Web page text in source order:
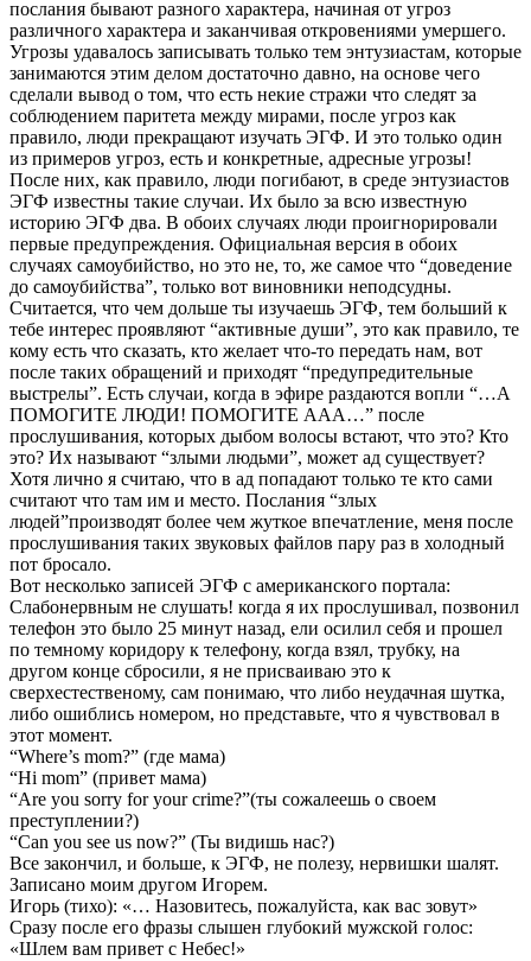
послания бывают разного характера, начиная от угроз
различного характера и заканчивая откровениями умершего.
Угрозы удавалось записывать только тем энтузиастам, которые
занимаются этим делом достаточно давно, на основе чего
сделали вывод о том, что есть некие стражи что следят за
соблюдением паритета между мирами, после угроз как
правило, люди прекращают изучать ЭГФ. И это только один
из примеров угроз, есть и конкретные, адресные угрозы!
После них, как правило, люди погибают, в среде энтузиастов
ЭГФ известны такие случаи. Их было за всю известную
историю ЭГФ два. В обоих случаях люди проигнорировали
первые предупреждения. Официальная версия в обоих
случаях самоубийство, но это не, то, же самое что “доведение
до самоубийства”, только вот виновники неподсудны.
Считается, что чем дольше ты изучаешь ЭГФ, тем больший к
тебе интерес проявляют “активные души”, это как правило, те
кому есть что сказать, кто желает что-то передать нам, вот
после таких обращений и приходят “предупредительные
выстрелы”. Есть случаи, когда в эфире раздаются вопли “…А
ПОМОГИТЕ ЛЮДИ! ПОМОГИТЕ ААА…” после
прослушивания, которых дыбом волосы встают, что это? Кто
это? Их называют “злыми людьми”, может ад существует?
Хотя лично я считаю, что в ад попадают только те кто сами
считают что там им и место. Послания “злых
людей”производят более чем жуткое впечатление, меня после
прослушивания таких звуковых файлов пару раз в холодный
пот бросало.
Вот несколько записей ЭГФ с американского портала:
Слабонервным не слушать! когда я их прослушивал, позвонил
телефон это было 25 минут назад, ели осилил себя и прошел
по темному коридору к телефону, когда взял, трубку, на
другом конце сбросили, я не присваиваю это к
сверхестественому, сам понимаю, что либо неудачная шутка,
либо ошиблись номером, но представьте, что я чувствовал в
этот момент.
“Where’s mom?” (где мама)
“Hi mom” (привет мама)
“Are you sorry for your crime?”(ты сожалеешь о своем
преступлении?)
“Can you see us now?” (Ты видишь нас?)
Все закончил, и больше, к ЭГФ, не полезу, нервишки шалят.
Записано моим другом Игорем.
Игорь (тихо): «… Назовитесь, пожалуйста, как вас зовут»
Сразу после его фразы слышен глубокий мужской голос:
«Шлем вам привет с Небес!»